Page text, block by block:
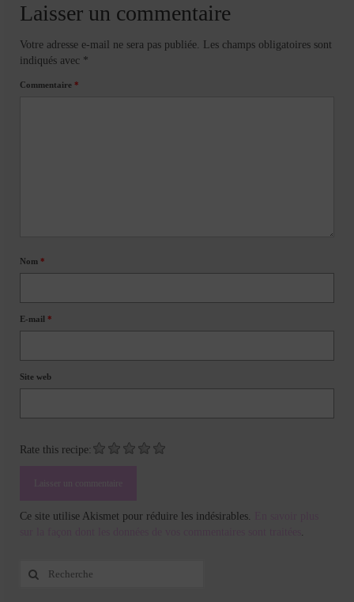
Laisser un commentaire
Votre adresse e-mail ne sera pas publiée. Les champs obligatoires sont
indiqués avec *
Commentaire *
Nom *
E-mail *
Site web
Rate this recipe:
Ce site utilise Akismet pour réduire les indésirables.
.
Rechercher